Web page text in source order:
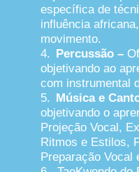
específica de
influência
movimento.
4. Percussão –
objetivando ao
com instrumental
5. Música e
objetivando o
Projeção Vocal,
Ritmos e Estilos,
Preparação Vocal